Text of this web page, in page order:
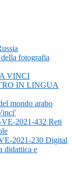
fotografia
VINCI
IN LINGUA
mondo arabo
2021-432 Reti
2021-230 Digital
didattica e